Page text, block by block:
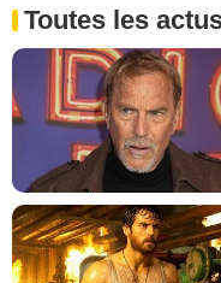
Toutes les